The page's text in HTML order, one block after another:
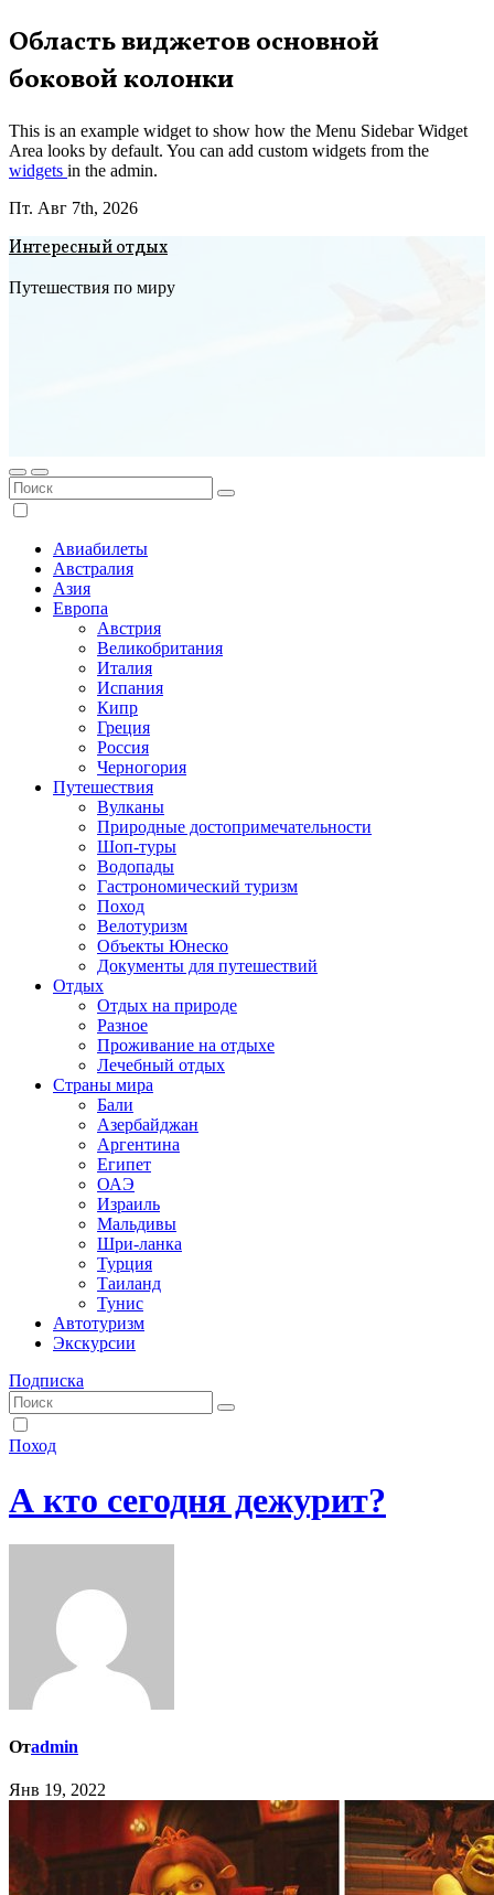
Перейти
к
содержимому
Область виджетов основной
боковой колонки
This is an example widget to show how the Menu Sidebar Widget
Area looks by default. You can add custom widgets from the
widgets in the admin.
Пт. Авг 7th, 2026
Интересный отдых
Путешествия по миру
Авиабилеты
Австралия
Азия
Европа
Австрия
Великобритания
Италия
Испания
Кипр
Греция
Россия
Черногория
Путешествия
Вулканы
Природные достопримечательности
Шоп-туры
Водопады
Гастрономический туризм
Поход
Велотуризм
Объекты Юнеско
Документы для путешествий
Отдых
Отдых на природе
Разное
Проживание на отдыхе
Лечебный отдых
Страны мира
Бали
Азербайджан
Аргентина
Египет
ОАЭ
Израиль
Мальдивы
Шри-ланка
Турция
Таиланд
Тунис
Автотуризм
Экскурсии
Подписка
Поход
А кто сегодня дежурит?
Отadmin
Янв 19, 2022